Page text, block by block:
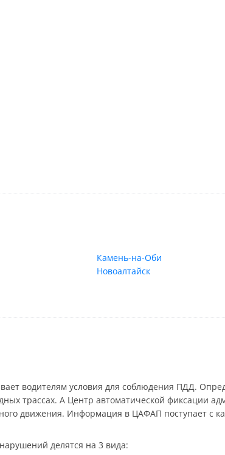
Камень-на-Оби
Новоалтайск
водителям условия для соблюдения ПДД.
трассах. А Центр автоматической фиксации
движения. Информация в ЦАФАП поступает с
делятся на 3 вида: